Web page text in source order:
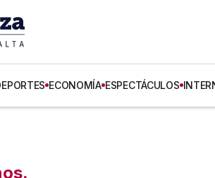
ECONOMÍA ESPECTÁCULOS